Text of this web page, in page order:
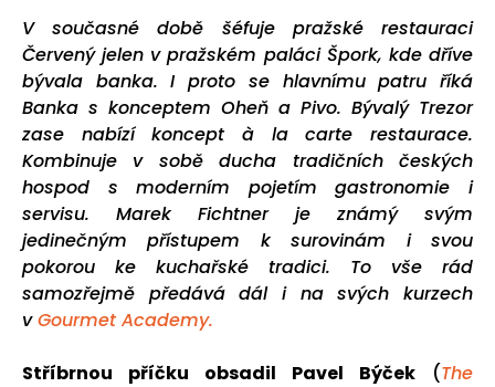
V současné době šéfuje pražské restauraci
Červený jelen v pražském paláci Špork, kde dříve
bývala banka. I proto se hlavnímu patru říká
Banka s konceptem Oheň a Pivo. Bývalý Trezor
zase nabízí koncept à la carte restaurace.
Kombinuje v sobě ducha tradičních českých
hospod s moderním pojetím gastronomie i
servisu. Marek Fichtner je známý svým
jedinečným přístupem k surovinám i svou
pokorou ke kuchařské tradici. To vše rád
samozřejmě předává dál i na svých kurzech
vGourmet Academy.
Stříbrnou příčku obsadil Pavel Býček (The